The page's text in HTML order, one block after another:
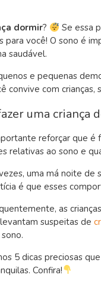
dormir?
Se essa
para você! O sono é
saudável.
e pequenas
convive com
uma criança
reforçar que
relativas ao sono e
uma má noite
é que esses
as
suspeitas de
5 dicas preciosas que
Confira!